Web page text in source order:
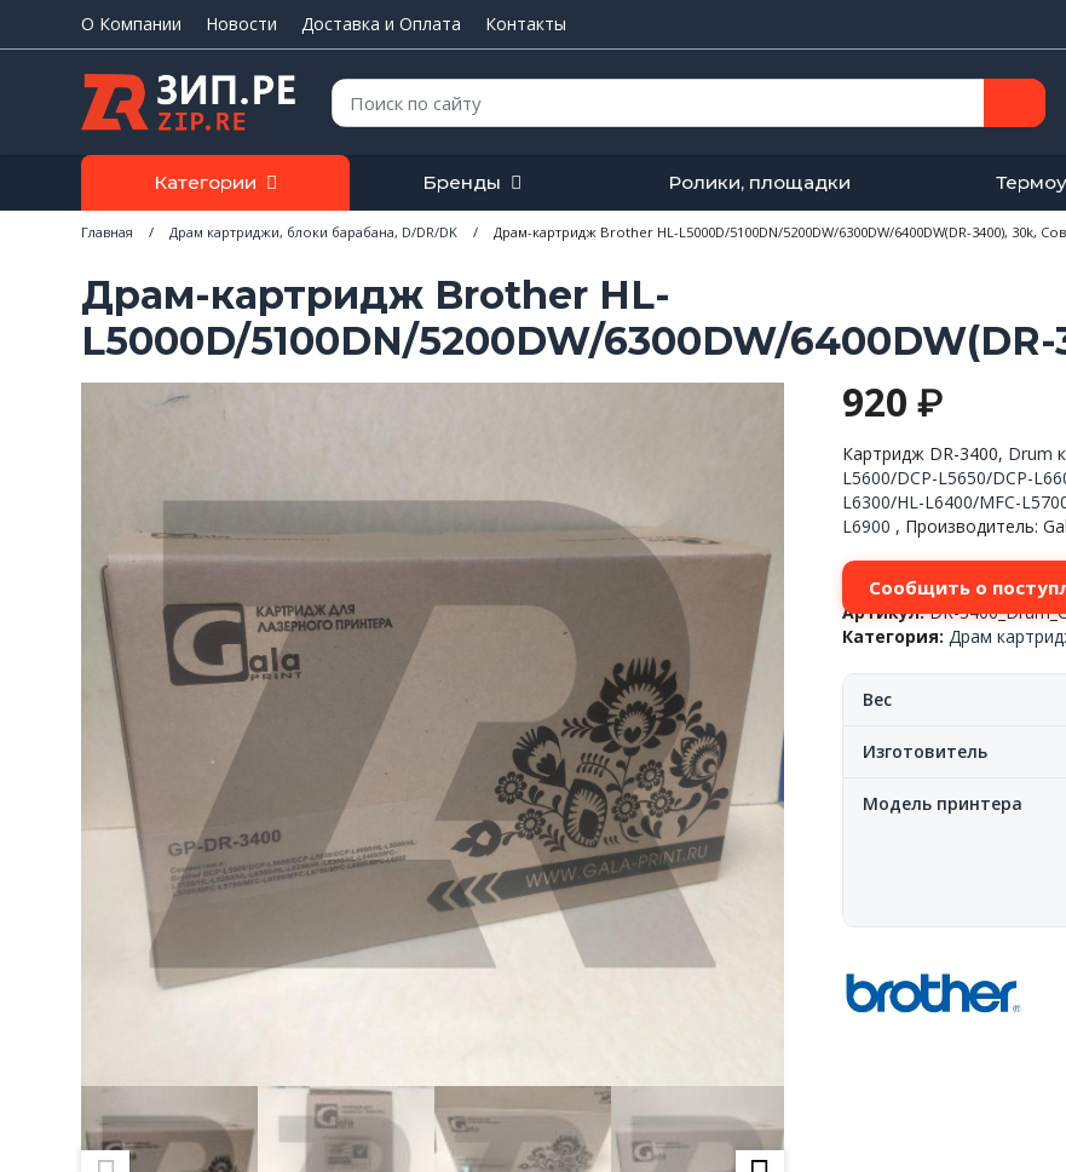
О Компании Новости Доставка и Оплата Контакты
Поиск:
Категории Бренды Ролики, площадки
Главная / Драм картриджи, блоки барабана, D/DR/DK / Драм-картридж Brother HL-L5000D/5100DN/5200DW/6300DW/6400DW(DR-3400), 30k,
Драм-картридж Brother HL-
L5000D/5100DN/5200DW/6300DW/
920₽
Картридж DR-3400, Drum
L5600/DCP-L5650/DCP-
L6300/HL-L6400/MFC-
L6900 , Производитель:
Сообщить о
Артикул:DR-
Категория: Драм
Вес
Изготовитель
Модель принтера